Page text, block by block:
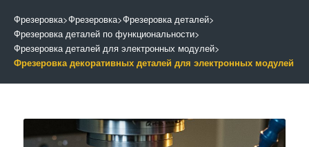
Фрезеровка>Фрезеровка>Фрезеровка деталей>
Фрезеровка деталей по функциональности>
Фрезеровка деталей для электронных модулей>
Фрезеровка декоративных деталей для электронных модулей